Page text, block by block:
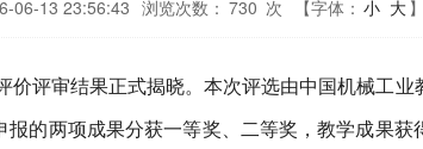
06-13 23:56:43 浏览次数： 730 次 【字体： 小 大 】
评审结果正式揭晓。本次评选由中国机械工
的两项成果分获一等奖、二等奖，教学成果获